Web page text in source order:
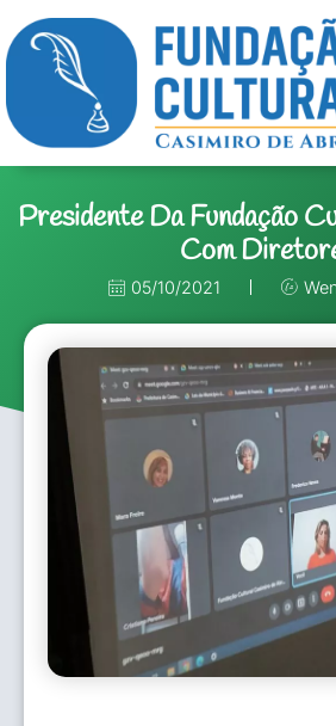
Presidente Da Fundação
Com
05/10/2021